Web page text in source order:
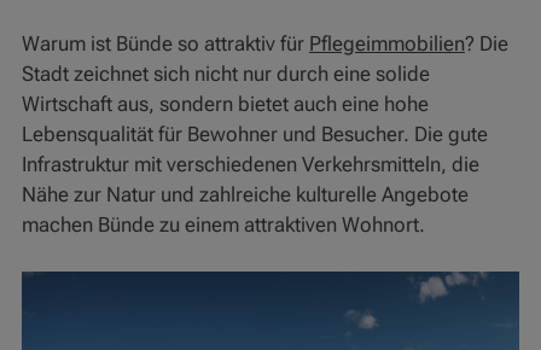
Warum ist Bünde so attraktiv für Pflegeimmobilien? Die
Stadt zeichnet sich nicht nur durch eine solide
Wirtschaft aus, sondern bietet auch eine hohe
Lebensqualität für Bewohner und Besucher. Die gute
Infrastruktur mit verschiedenen Verkehrsmitteln, die
Nähe zur Natur und zahlreiche kulturelle Angebote
machen Bünde zu einem attraktiven Wohnort.